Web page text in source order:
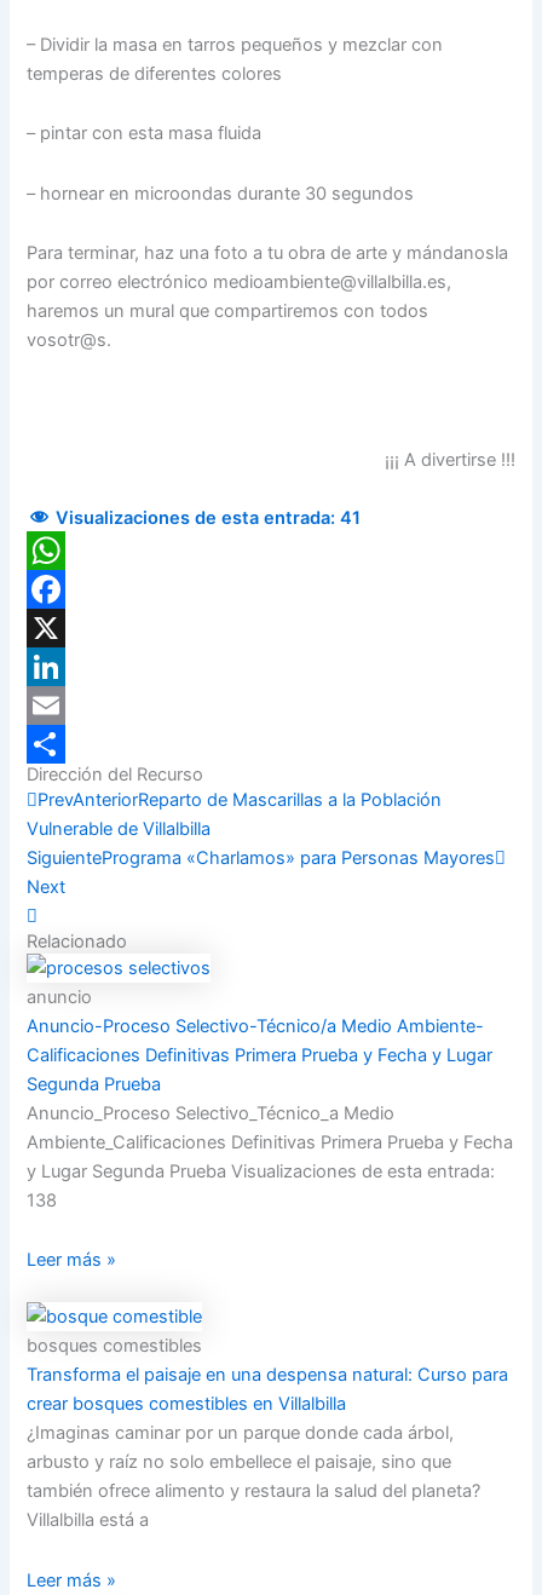
– Dividir la masa en tarros pequeños y mezclar con
temperas de diferentes colores
– pintar con esta masa fluida
– hornear en microondas durante 30 segundos
Para terminar, haz una foto a tu obra de arte y mándanosla
por correo electrónico medioambiente@villalbilla.es,
haremos un mural que compartiremos con todos
vosotr@s.
¡¡¡ A divertirse !!!
Visualizaciones de esta entrada: 41
WhatsApp
Facebook
X
LinkedIn
Email
Compartir
Dirección del Recurso
PrevAnteriorReparto de Mascarillas a la Población
Vulnerable de Villalbilla
SiguientePrograma «Charlamos» para Personas Mayores
Next
Relacionado
anuncio
Anuncio-Proceso Selectivo-Técnico/a Medio Ambiente-
Calificaciones Definitivas Primera Prueba y Fecha y Lugar
Segunda Prueba
Anuncio_Proceso Selectivo_Técnico_a Medio
Ambiente_Calificaciones Definitivas Primera Prueba y Fecha
y Lugar Segunda Prueba Visualizaciones de esta entrada:
138
Leer más »
bosques comestibles
Transforma el paisaje en una despensa natural: Curso para
crear bosques comestibles en Villalbilla
¿Imaginas caminar por un parque donde cada árbol,
arbusto y raíz no solo embellece el paisaje, sino que
también ofrece alimento y restaura la salud del planeta?
Villalbilla está a
Leer más »